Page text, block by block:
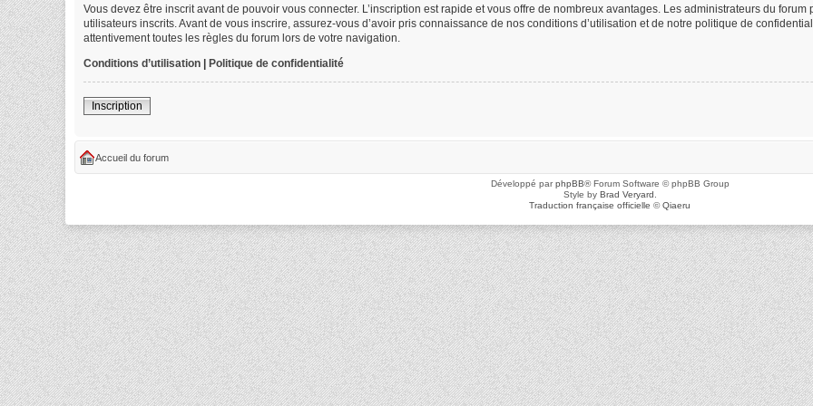
Vous devez être inscrit avant de pouvoir vous connecter. L’inscription est rapide et vous offre de nombreux avantages. Les administrateurs du
utilisateurs inscrits. Avant de vous inscrire, assurez-vous d’avoir pris connaissance de nos conditions d’utilisation et de notre politique de
attentivement toutes les règles du forum lors de votre navigation.
Conditions d’utilisation | Politique de confidentialité
Inscription
Accueil du forum
Développé parphpBB® Forum Software © phpBB Group
Style by Brad Veryard
Traduction française officielle ©Qiaeru